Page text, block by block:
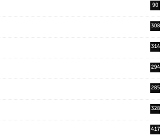
90
308
314
294
285
328
417